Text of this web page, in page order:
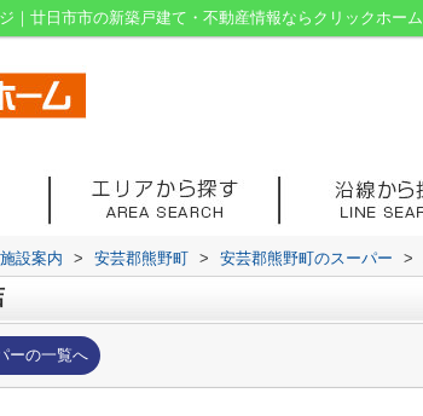
｜廿日市市の新築戸建て・不動産情報ならクリックホーム
設案内 > 安芸郡熊野町 > 安芸郡熊野町のスーパー >
ーの一覧へ